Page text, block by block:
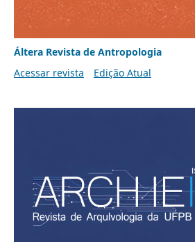
Áltera Revista de Antropologia
Acessar revista
Edição Atual